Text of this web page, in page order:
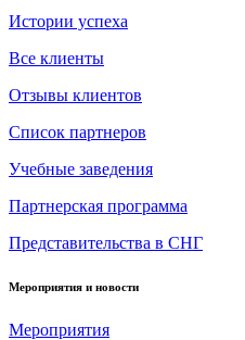
Истории успеха
Все клиенты
Отзывы клиентов
Список партнеров
Учебные заведения
Партнерская программа
Представительства в СНГ
Мероприятия и новости
Мероприятия